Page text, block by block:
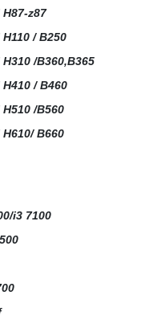
H87-z87
H110 / B250
H310 /B360,B365
H410 / B460
H510 /B560
H610/ B660
i3 7100